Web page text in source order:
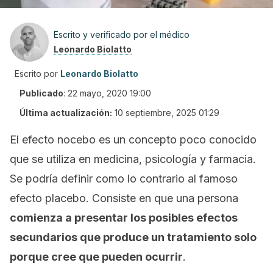
Escrito y verificado por el médico
Leonardo Biolatto
Escrito por Leonardo Biolatto
Publicado: 22 mayo, 2020 19:00
Última actualización: 10 septiembre, 2025 01:29
El efecto nocebo es un concepto poco conocido
que se utiliza en medicina, psicología y farmacia.
Se podría definir como lo contrario al famoso
efecto placebo. Consiste en que una persona
comienza a presentar los posibles efectos
secundarios que produce un tratamiento solo
porque cree que pueden ocurrir.